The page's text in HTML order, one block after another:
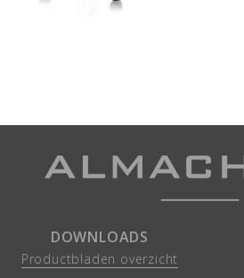
DOWNLOADS
Productbladen overzicht